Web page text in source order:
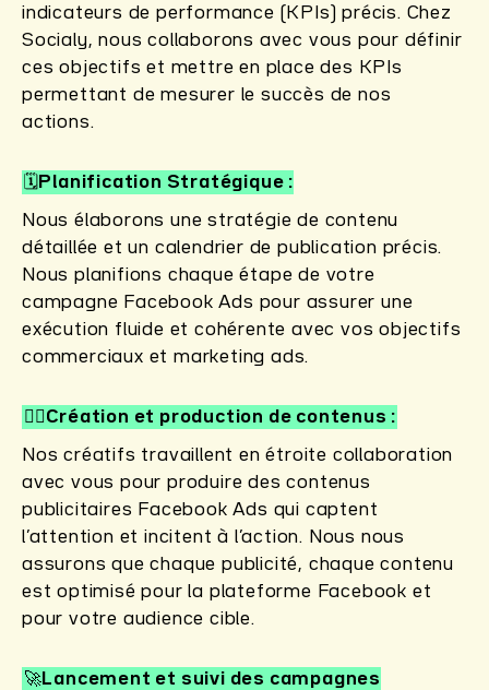
indicateurs de performance (KPIs) précis. Chez
Socialy, nous collaborons avec vous pour définir
ces objectifs et mettre en place des KPIs
permettant de mesurer le succès de nos
actions.
🗓️Planification Stratégique
Nous élaborons une stratégie de contenu
détaillée et un calendrier de publication précis.
Nous planifions chaque étape de votre
campagne Facebook Ads pour assurer une
exécution fluide et cohérente avec vos objectifs
commerciaux et marketing ads.
✍🏻Création et production de contenus
Nos créatifs travaillent en étroite collaboration
avec vous pour produire des contenus
publicitaires Facebook Ads qui captent
l’attention et incitent à l’action. Nous nous
assurons que chaque publicité, chaque contenu
est optimisé pour la plateforme Facebook et
pour votre audience cible.
🚀Lancement et suivi des campagnes